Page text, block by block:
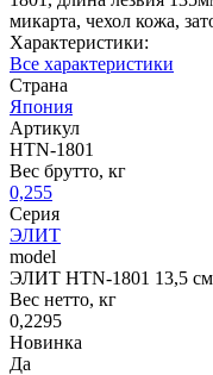
микарта, чехол кожа,
Характеристики:
Все характеристики
Страна
Япония
Артикул
HTN-1801
Вес брутто, кг
0,255
Серия
ЭЛИТ
model
ЭЛИТ HTN-1801 13,5 см
Вес нетто, кг
0,2295
Новинка
Да